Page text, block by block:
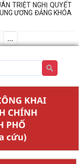
TRIỆT NGHỊ QUYẾT
ƯƠNG ĐẢNG KHÓA
...